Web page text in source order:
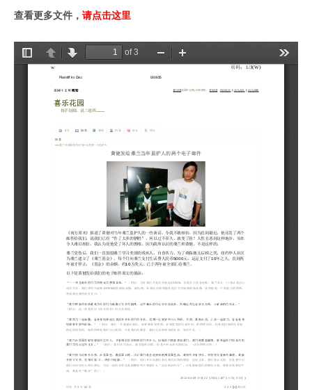
查看更多文件， 请点击这里